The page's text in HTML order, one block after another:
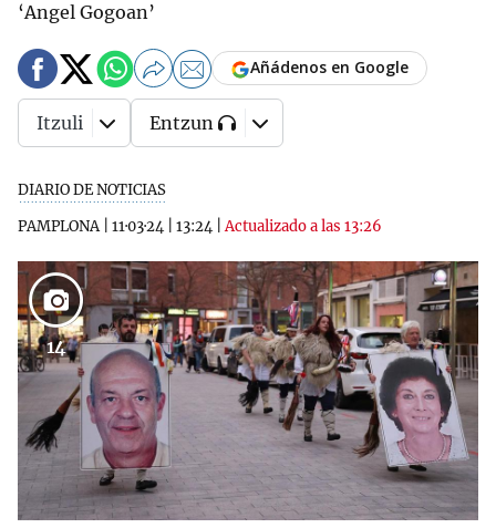
‘Angel Gogoan’
DIARIO DE NOTICIAS
PAMPLONA| 11·03·24 13:24 |Actualizado a las 13:26
Añádenos en Google
Itzuli Entzun
14